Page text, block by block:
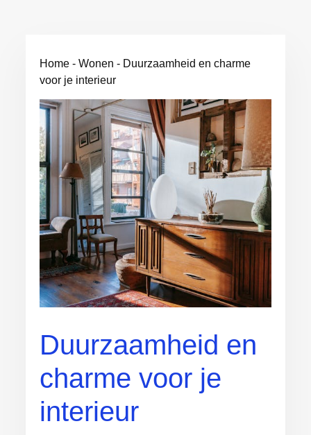
Home -Wonen - Duurzaamheid en charme
voor je interieur
Duurzaamheid en
charme voor je
interieur